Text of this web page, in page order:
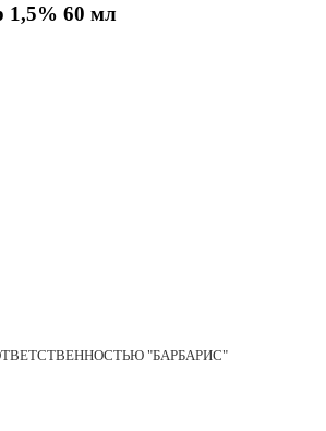
1,5% 60 мл
"БАРБАРИС"